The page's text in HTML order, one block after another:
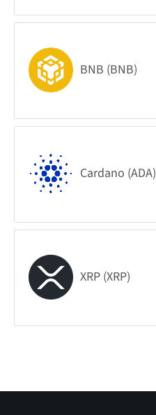
BNB (BNB)
Cardano (ADA)
XRP (XRP)